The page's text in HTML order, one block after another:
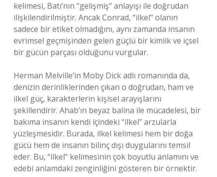
kelimesi, Batı’nın “gelişmiş” anlayışı ile doğrudan
ilişkilendirilmiştir. Ancak Conrad, “ilkel” olanın
sadece bir etiket olmadığını, aynı zamanda insanın
evrimsel geçmişinden gelen güçlü bir kimlik ve içsel
bir gücün parçası olduğunu vurgular.
Herman Melville’in Moby Dick adlı romanında da,
denizin derinliklerinden çıkan o doğrudan, ham ve
ilkel güç, karakterlerin kişisel arayışlarını
şekillendirir. Ahab’ın beyaz balina ile mücadelesi, bir
bakıma insanın kendi içindeki “ilkel” arzularla
yüzleşmesidir. Burada, ilkel kelimesi hem bir doğa
gücü hem de insanın bilinç dışı duygularını temsil
eder. Bu, “ilkel” kelimesinin çok boyutlu anlamını ve
edebi anlamdaki zenginliğini gösteren bir örnektir.